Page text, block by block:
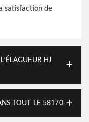
satisfaction de
HJ
TOUT LE 58170